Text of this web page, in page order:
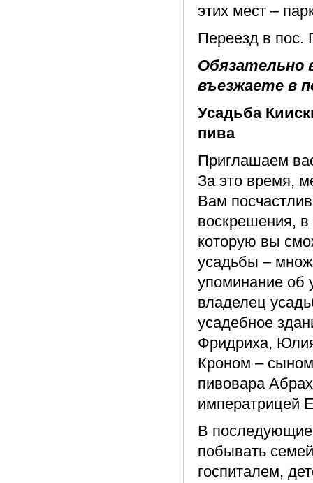
этих мест –
Переезд в пос.
Обязательно
въезжаете в
Усадьба
пива
Приглашаем
За это время,
Вам
воскрешения,
которую вы
усадьбы –
упоминание об
владелец
усадебное
Фридриха,
Кроном –
пивовара
императрицей
В последующие
побывать
госпиталем,